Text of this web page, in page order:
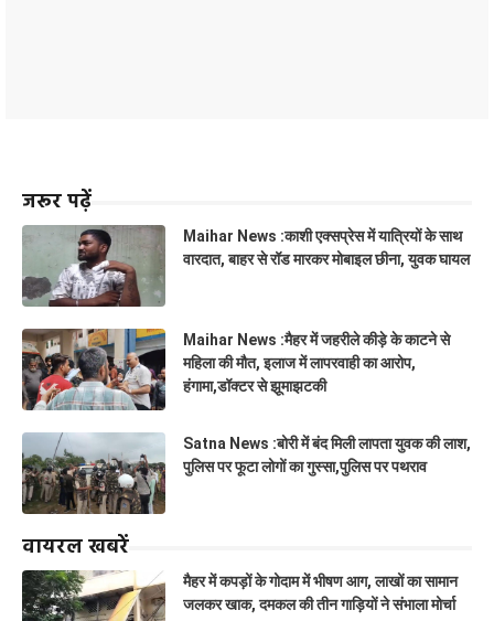
जरूर पढ़ें
Maihar News :काशी एक्सप्रेस में यात्रियों के साथ
वारदात, बाहर से रॉड मारकर मोबाइल छीना, युवक घायल
Maihar News :मैहर में जहरीले कीड़े के काटने से
महिला की मौत, इलाज में लापरवाही का आरोप,
हंगामा,डॉक्टर से झूमाझटकी
Satna News :बोरी में बंद मिली लापता युवक की लाश,
पुलिस पर फूटा लोगों का गुस्सा,पुलिस पर पथराव
वायरल खबरें
मैहर में कपड़ों के गोदाम में भीषण आग, लाखों का सामान
जलकर खाक, दमकल की तीन गाड़ियों ने संभाला मोर्चा